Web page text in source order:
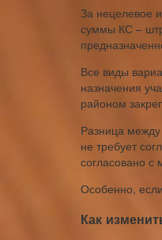
За нецелевое
суммы КС –
Все виды
назначения
районом
Разница
не требует
согласовано
Особенно, если
Как